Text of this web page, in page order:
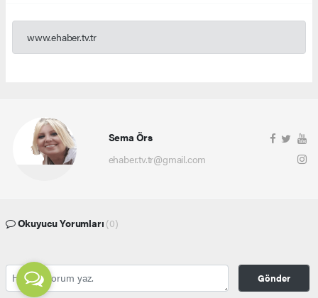
www.ehaber.tv.tr
Sema Örs
ehaber.tv.tr@gmail.com
Okuyucu Yorumları (0)
Gönder